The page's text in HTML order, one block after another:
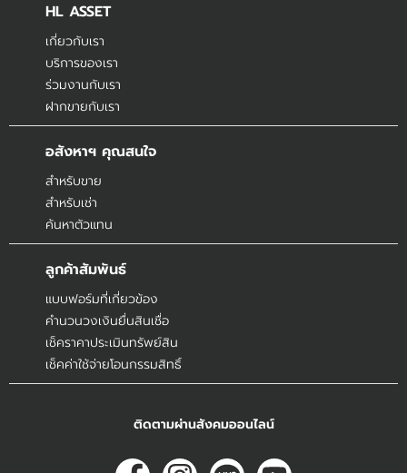
HL ASSET
เกี่ยวกับเรา
บริการของเรา
ร่วมงานกับเรา
ฝากขายกับเรา
อสังหาฯ คุณสนใจ
สำหรับขาย
สำหรับเช่า
ค้นหาตัวแทน
ลูกค้าสัมพันธ์
แบบฟอร์มที่เกี่ยวข้อง
คำนวนวงเงินยื่นสินเชื่อ
เช็คราคาประเมินทรัพย์สิน
เช็คค่าใช้จ่ายโอนกรรมสิทธิ์
ติดตามผ่านสังคมออนไลน์